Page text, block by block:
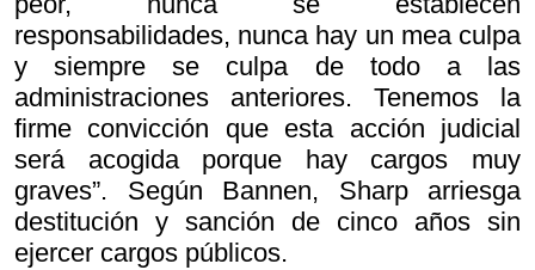
responsabilidades, nunca hay un mea culpa
y siempre se culpa de todo a las
administraciones anteriores. Tenemos la
firme convicción que esta acción judicial
será acogida porque hay cargos muy
graves”. Según Bannen, Sharp arriesga
destitución y sanción de cinco años sin
ejercer cargos públicos.